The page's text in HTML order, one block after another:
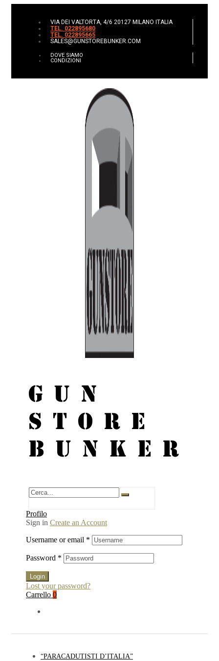
VIA DEI VALTORTA, 4/6 20127 MILANO ITALIA
TEL. 022895680
TEL. 022895665
SALES@GUNSTOREBUNKER.COM
DOVE SIAMO
CONDIZIONI
GUN
STORE
BUNKER
Profilo
Sign in Create an Account
Username or email *
Password *
Login
Lost your password?
Carrello 0
“PARACADUTISTI D’ITALIA”